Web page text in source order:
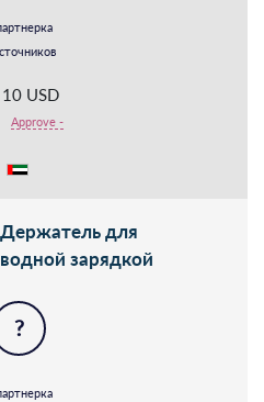
USD
Approve -
Держатель для
зарядкой
?